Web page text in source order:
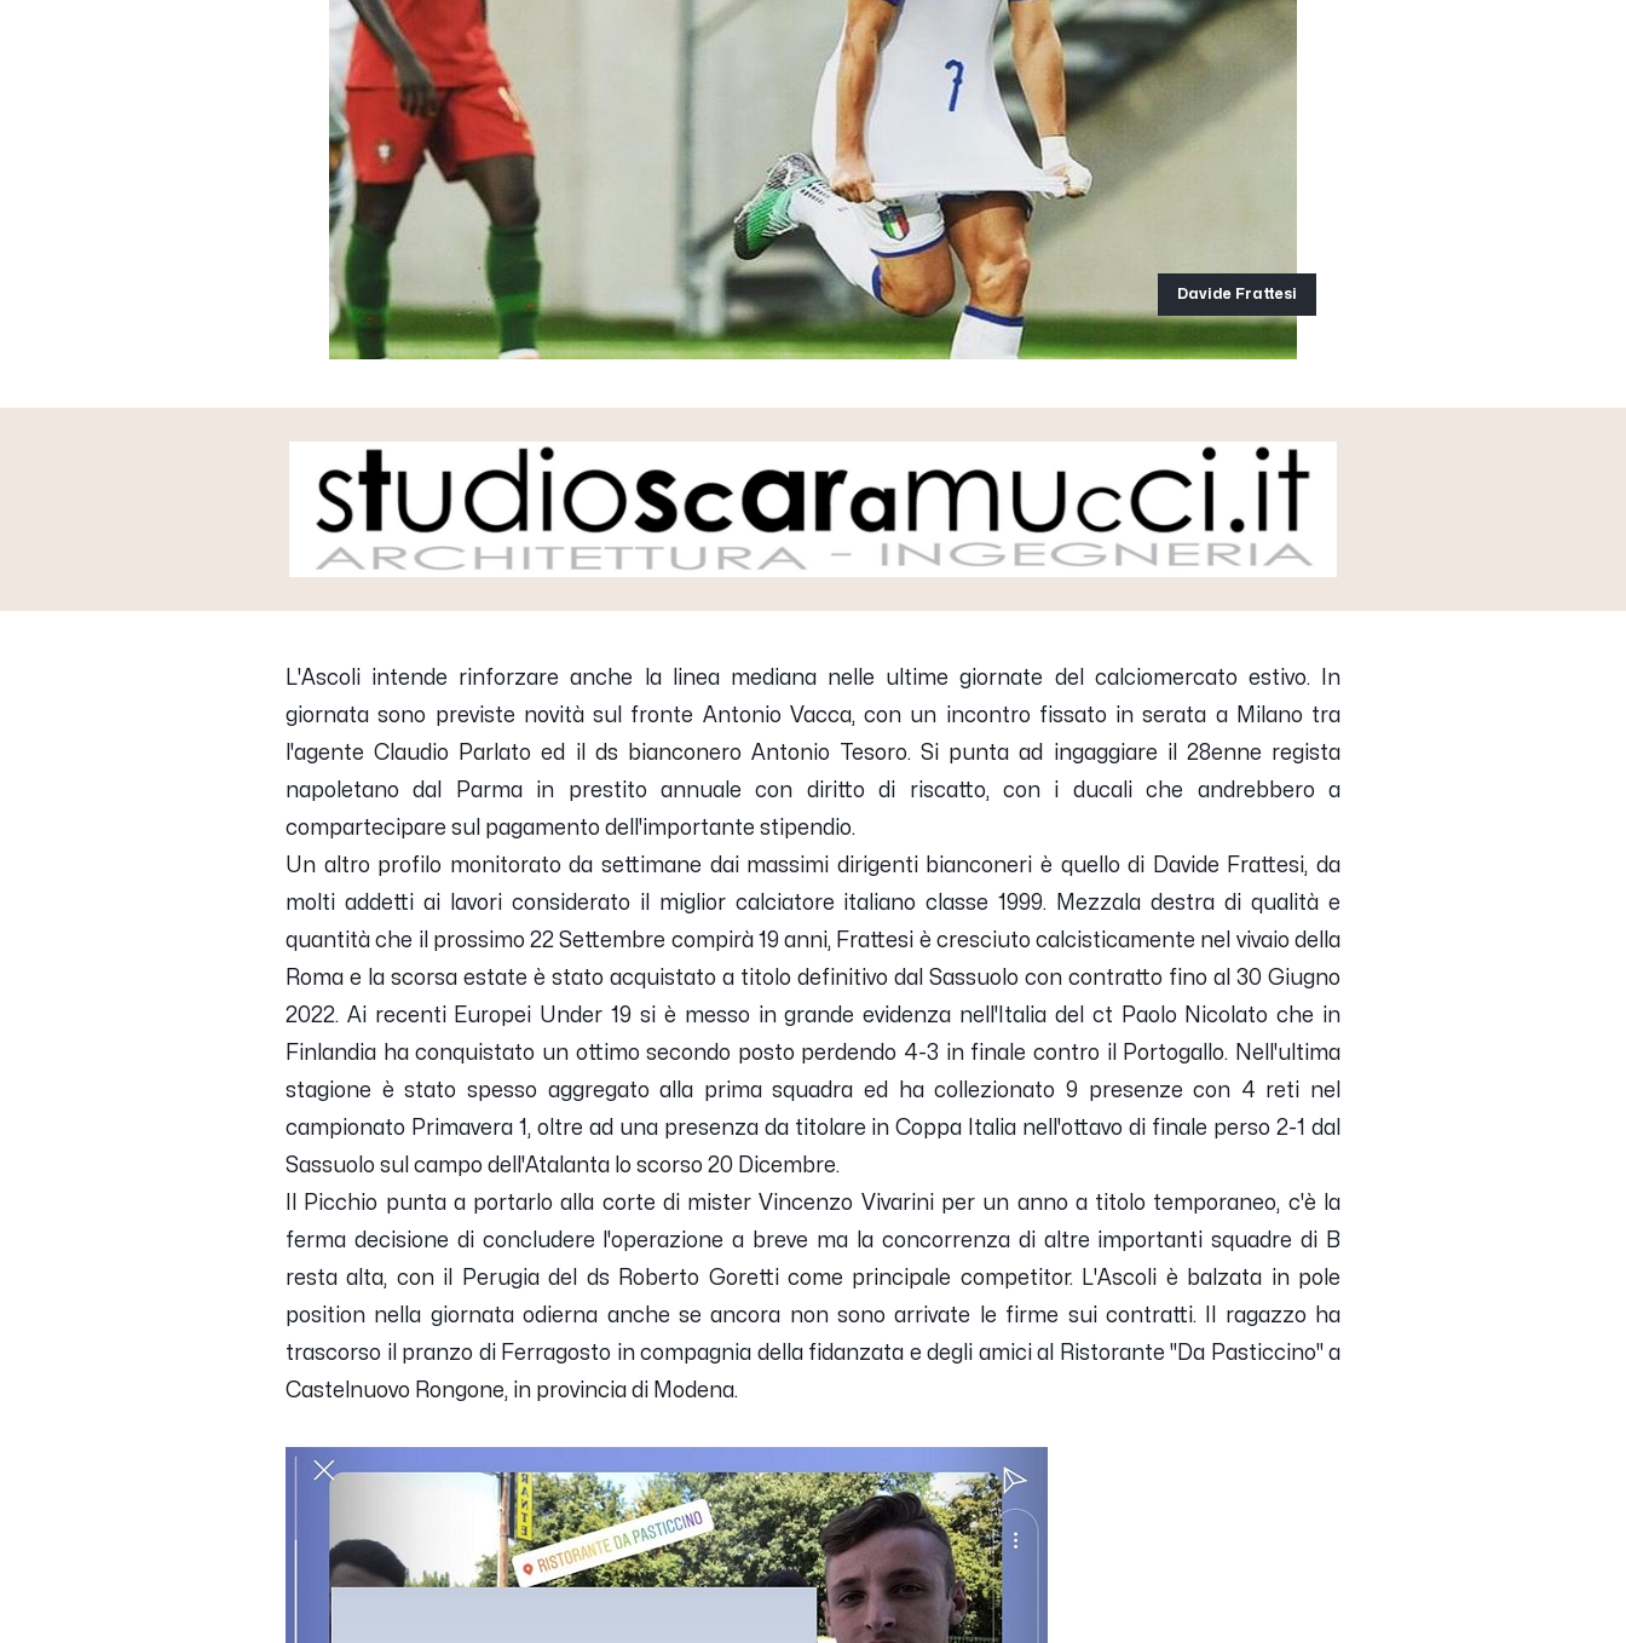
Davide Frattesi
L'Ascoli intende rinforzare anche la linea mediana nelle ultime giornate del calciomercato estivo. In
giornata sono previste novità sul fronte Antonio Vacca, con un incontro fissato in serata a Milano tra
l'agente Claudio Parlato ed il ds bianconero Antonio Tesoro. Si punta ad ingaggiare il 28enne regista
napoletano dal Parma in prestito annuale con diritto di riscatto, con i ducali che andrebbero a
compartecipare sul pagamento dell'importante stipendio.
Un altro profilo monitorato da settimane dai massimi dirigenti bianconeri è quello di Davide Frattesi, da
molti addetti ai lavori considerato il miglior calciatore italiano classe 1999. Mezzala destra di qualità e
quantità che il prossimo 22 Settembre compirà 19 anni, Frattesi è cresciuto calcisticamente nel vivaio della
Roma e la scorsa estate è stato acquistato a titolo definitivo dal Sassuolo con contratto fino al 30 Giugno
2022. Ai recenti Europei Under 19 si è messo in grande evidenza nell'Italia del ct Paolo Nicolato che in
Finlandia ha conquistato un ottimo secondo posto perdendo 4-3 in finale contro il Portogallo. Nell'ultima
stagione è stato spesso aggregato alla prima squadra ed ha collezionato 9 presenze con 4 reti nel
campionato Primavera 1, oltre ad una presenza da titolare in Coppa Italia nell'ottavo di finale perso 2-1 dal
Sassuolo sul campo dell'Atalanta lo scorso 20 Dicembre.
Il Picchio punta a portarlo alla corte di mister Vincenzo Vivarini per un anno a titolo temporaneo, c'è la
ferma decisione di concludere l'operazione a breve ma la concorrenza di altre importanti squadre di B
resta alta, con il Perugia del ds Roberto Goretti come principale competitor. L'Ascoli è balzata in pole
position nella giornata odierna anche se ancora non sono arrivate le firme sui contratti. Il ragazzo ha
trascorso il pranzo di Ferragosto in compagnia della fidanzata e degli amici al Ristorante "Da Pasticcino" a
Castelnuovo Rongone, in provincia di Modena.